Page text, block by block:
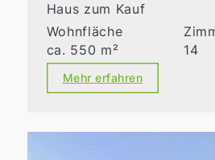
Haus zum Kauf
Wohnfläche
ca. 550 m² 14
Mehr erfahren